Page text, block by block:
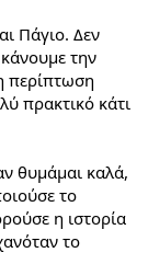
Πάγιο. Δεν
την
περίπτωση
πρακτικό κάτι
θυμάμαι καλά,
το
η ιστορία
το